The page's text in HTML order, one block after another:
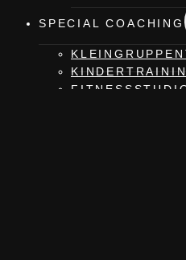
SPECIAL COACHING